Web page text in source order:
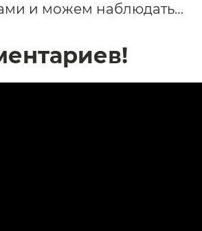
и можем наблюдать…